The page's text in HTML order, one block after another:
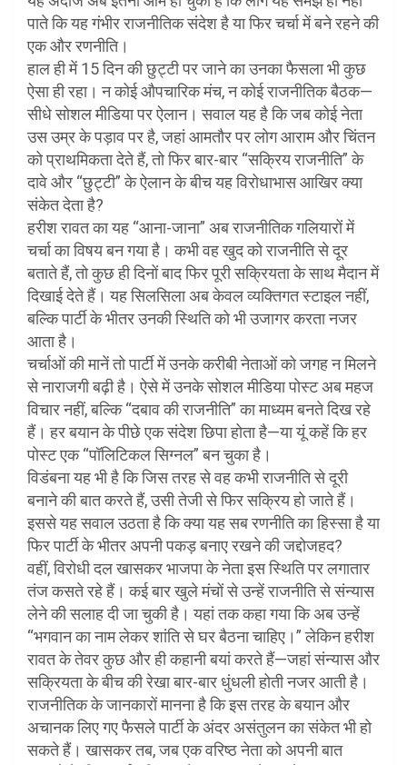
पाते कि यह गंभीर राजनीतिक संदेश है या फिर चर्चा में बने रहने की
एक और रणनीति।
हाल ही में 15 दिन की छुट्टी पर जाने का उनका फैसला भी कुछ
ऐसा ही रहा। न कोई औपचारिक मंच, न कोई राजनीतिक बैठक—
सीधे सोशल मीडिया पर ऐलान। सवाल यह है कि जब कोई नेता
उस उम्र के पड़ाव पर है, जहां आमतौर पर लोग आराम और चिंतन
को प्राथमिकता देते हैं, तो फिर बार-बार “सक्रिय राजनीति” के
दावे और “छुट्टी” के ऐलान के बीच यह विरोधाभास आखिर क्या
संकेत देता है?
हरीश रावत का यह “आना-जाना” अब राजनीतिक गलियारों में
चर्चा का विषय बन गया है। कभी वह खुद को राजनीति से दूर
बताते हैं, तो कुछ ही दिनों बाद फिर पूरी सक्रियता के साथ मैदान में
दिखाई देते हैं। यह सिलसिला अब केवल व्यक्तिगत स्टाइल नहीं,
बल्कि पार्टी के भीतर उनकी स्थिति को भी उजागर करता नजर
आता है।
चर्चाओं की मानें तो पार्टी में उनके करीबी नेताओं को जगह न मिलने
से नाराजगी बढ़ी है। ऐसे में उनके सोशल मीडिया पोस्ट अब महज
विचार नहीं, बल्कि “दबाव की राजनीति” का माध्यम बनते दिख रहे
हैं। हर बयान के पीछे एक संदेश छिपा होता है—या यूं कहें कि हर
पोस्ट एक “पॉलिटिकल सिग्नल” बन चुका है।
विडंबना यह भी है कि जिस तरह से वह कभी राजनीति से दूरी
बनाने की बात करते हैं, उसी तेजी से फिर सक्रिय हो जाते हैं।
इससे यह सवाल उठता है कि क्या यह सब रणनीति का हिस्सा है या
फिर पार्टी के भीतर अपनी पकड़ बनाए रखने की जद्दोजहद?
वहीं, विरोधी दल खासकर भाजपा के नेता इस स्थिति पर लगातार
तंज कसते रहे हैं। कई बार खुले मंचों से उन्हें राजनीति से संन्यास
लेने की सलाह दी जा चुकी है। यहां तक कहा गया कि अब उन्हें
“भगवान का नाम लेकर शांति से घर बैठना चाहिए।” लेकिन हरीश
रावत के तेवर कुछ और ही कहानी बयां करते हैं—जहां संन्यास और
सक्रियता के बीच की रेखा बार-बार धुंधली होती नजर आती है।
राजनीतिक के जानकारों मानना है कि इस तरह के बयान और
अचानक लिए गए फैसले पार्टी के अंदर असंतुलन का संकेत भी हो
सकते हैं। खासकर तब, जब एक वरिष्ठ नेता को अपनी बात